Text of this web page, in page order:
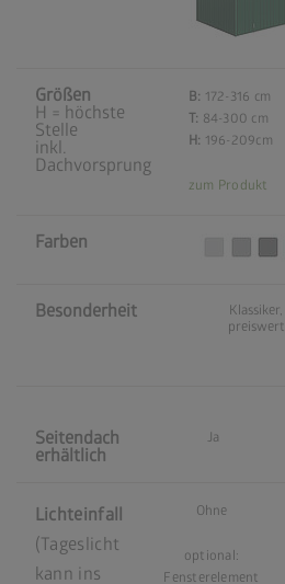
Größen
H = höchste
Stelle
inkl.
Dachvorsprung
B: 172-316 cm
T: 84-300 cm
H: 196-209cm
zum Produkt
Farben
Besonderheit
Klassiker,
preiswert
Seitendach
erhältlich
Ja
Lichteinfall
(Tageslicht
kann ins
Ohne
optional:
Fensterelement